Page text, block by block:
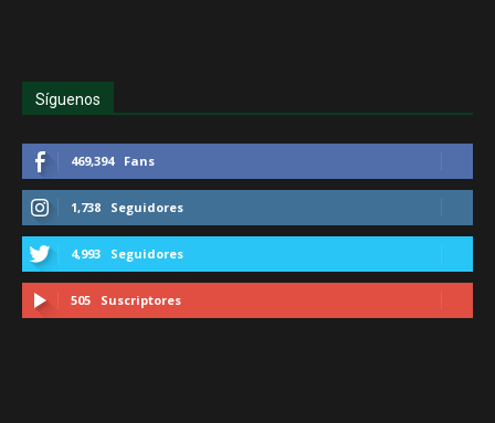
Síguenos
469,394 Fans
1,738 Seguidores
4,993 Seguidores
505 Suscriptores